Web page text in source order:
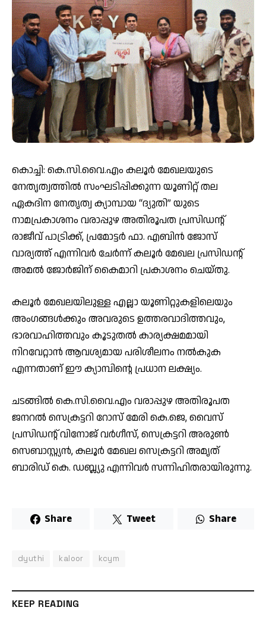
കൊച്ചി: കെ.സി.വൈ.എം കലൂർ മേഖലയുടെ
നേതൃത്വത്തിൽ സംഘടിപ്പിക്കുന്ന യൂണിറ്റ് തല
ഏകദിന നേതൃത്വ ക്യാമ്പായ “ദ്യുതി” യുടെ
നാമപ്രകാശനം വരാപ്പുഴ അതിരൂപത പ്രസിഡൻ്റ്
രാജീവ് പാട്രിക്ക്, പ്രമോട്ടർ ഫാ. എബിൻ ജോസ്
വാര്യത്ത് എന്നിവർ ചേർന്ന് കലൂർ മേഖല പ്രസിഡന്റ്
അമൽ ജോർജിന് കൈമാറി പ്രകാശനം ചെയ്തു.
കലൂർ മേഖലയിലുള്ള എല്ലാ യൂണിറ്റുകളിലെയും
അംഗങ്ങൾക്കും അവരുടെ ഉത്തരവാദിത്തവും,
ഭാരവാഹിത്തവും കൂടുതൽ കാര്യക്ഷമമായി
നിറവേറ്റാൻ ആവശ്യമായ പരിശീലനം നൽകുക
എന്നതാണ് ഈ ക്യാമ്പിന്റെ പ്രധാന ലക്ഷ്യം.
ചടങ്ങിൽ കെ.സി.വൈ.എം വരാപ്പുഴ അതിരൂപത
ജനറൽ സെക്രട്ടറി റോസ് മേരി കെ.ജെ, വൈസ്
പ്രസിഡൻ്റ് വിനോജ് വർഗീസ്, സെക്രട്ടറി അരുൺ
സെബാസ്റ്റ്യൻ, കലൂർ മേഖല സെക്രട്ടറി അമൃത്
ബാരിഡ് കെ. ഡബ്ല്യു എന്നിവർ സന്നിഹിതരായിരുന്നു.
Share Tweet Share
dyuthi kaloor kcym
KEEP READING